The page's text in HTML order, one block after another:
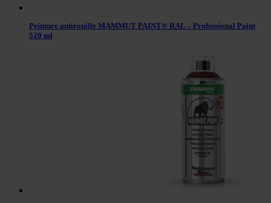
Peinture antirouille MAMMUT PAINT® RAL – Professional Paint
520 ml